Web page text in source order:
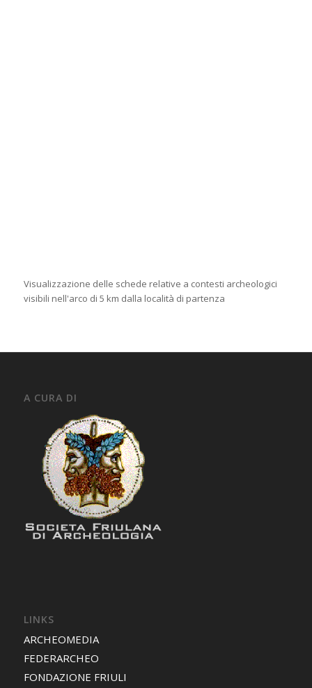
Visualizzazione delle schede relative a contesti archeologici
visibili nell'arco di 5 km dalla località di partenza
A CURA DI
LINKS
ARCHEOMEDIA
FEDERARCHEO
FONDAZIONE FRIULI